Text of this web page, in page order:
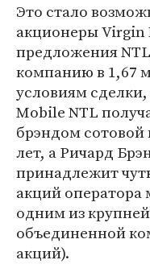
Это стало
акционеры
предложения
компанию в 1,67
условиям
Mobile NTL
брэндом сотовой
лет, а Ричард
принадлежит
акций оператора
одним из
объединенной
акций).